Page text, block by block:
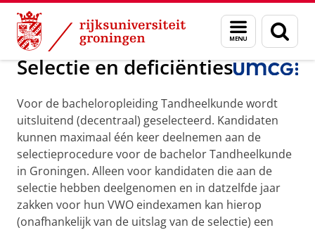
Skip
Content
Skip
Navigation
Menu
en
zoeken
Over ons Tandheelkunde
Selectie en deficiënties
Voor de bacheloropleiding Tandheelkunde wordt
uitsluitend (decentraal) geselecteerd. Kandidaten
kunnen maximaal één keer deelnemen aan de
selectieprocedure voor de bachelor Tandheelkunde
in Groningen. Alleen voor kandidaten die aan de
selectie hebben deelgenomen en in datzelfde jaar
zakken voor hun VWO eindexamen kan hierop
(onafhankelijk van de uitslag van de selectie) een